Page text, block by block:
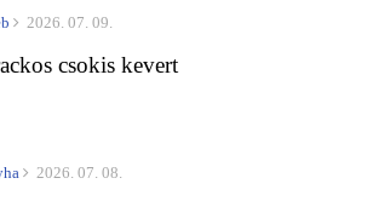
2026. 07. 09.
csokis kevert
2026. 07. 08.